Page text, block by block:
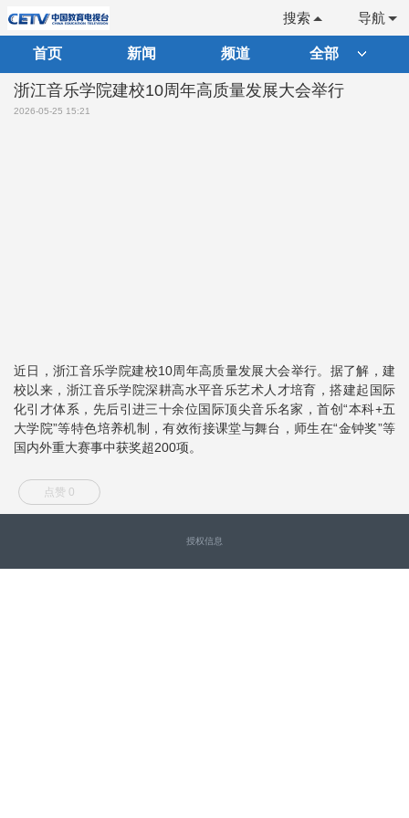
导航
搜索
首页 新闻 频道 全部
浙江音乐学院建校10周年高质量发展大会举行
2026-05-25 15:21
近日，浙江音乐学院建校10周年高质量发展大会举行。据了解，建
校以来，浙江音乐学院深耕高水平音乐艺术人才培育，搭建起国际
化引才体系，先后引进三十余位国际顶尖音乐名家，首创“本科+五
大学院”等特色培养机制，有效衔接课堂与舞台，师生在“金钟奖”等
国内外重大赛事中获奖超200项。
点赞 0
授权信息